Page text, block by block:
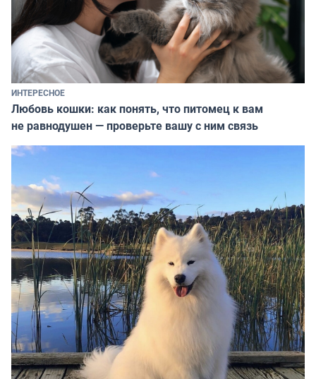
ИНТЕРЕСНОЕ
Любовь кошки: как понять, что питомец к вам
не равнодушен — проверьте вашу с ним связь